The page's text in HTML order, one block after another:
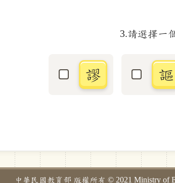
3.請選擇一
選取「謬」字
謬 選取
謳
中華民國教育部 版權所有 © 2021 Ministry of